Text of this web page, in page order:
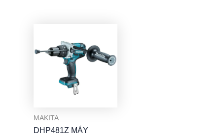
MAKITA
DHP481Z MÁY